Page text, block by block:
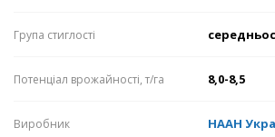
Група стиглості
Потенціал врожайності, т/га 8,0-8,5
Виробник НААН